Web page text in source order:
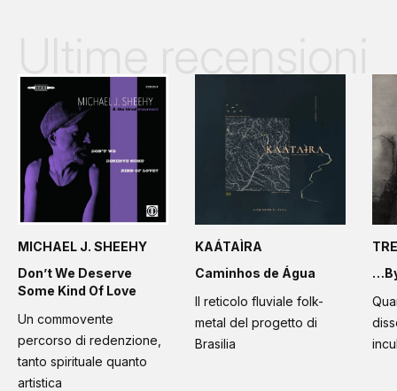
MICHAEL J. SHEEHY
Don’t We Deserve
Some Kind Of Love
Un commovente
percorso di redenzione,
tanto spirituale quanto
artistica
KAÁTAÌRA
Caminhos de Água
Il reticolo fluviale folk-
metal del progetto di
Brasilia